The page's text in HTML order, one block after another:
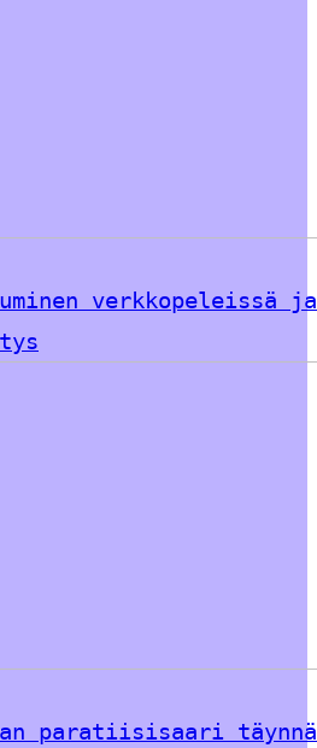
verkkopeleissä ja
paratiisisaari täynnä